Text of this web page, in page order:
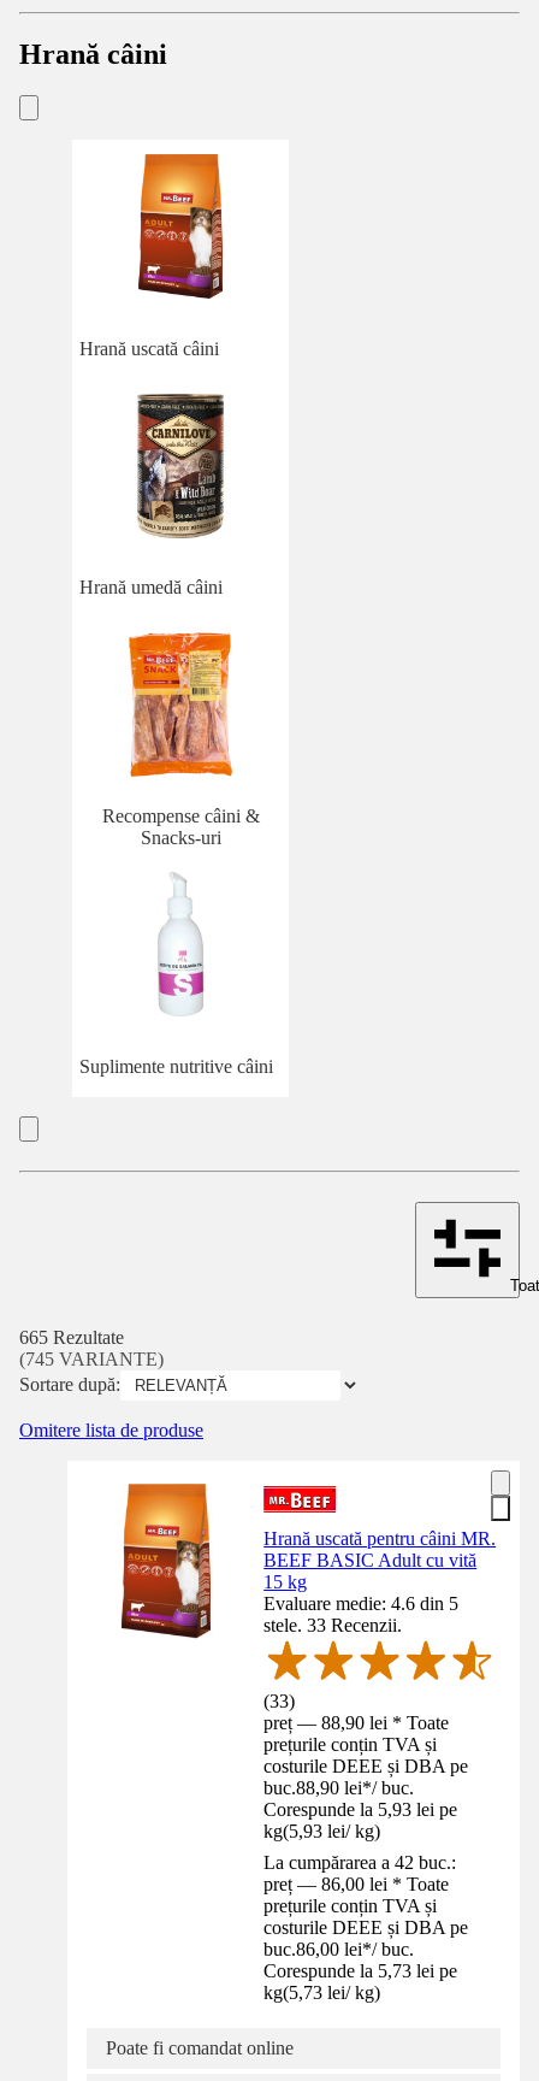
Hrană câini
Hrană uscată câini
Hrană umedă câini
Recompense câini &
Snacks-uri
Suplimente nutritive câini
665 Rezultate
(745 VARIANTE)
Sortare după:
Omitere lista de produse
Hrană uscată pentru câini MR.
BEEF BASIC Adult cu vită
15 kg
Evaluare medie: 4.6 din 5
stele. 33 Recenzii.
(33)
preț — 88,90 lei * Toate
prețurile conțin TVA și
costurile DEEE și DBA pe
buc.88,90 lei*/ buc.
Corespunde la 5,93 lei pe
kg(5,93 lei/ kg)
La cumpărarea a 42 buc.:
preț — 86,00 lei * Toate
prețurile conțin TVA și
costurile DEEE și DBA pe
buc.86,00 lei*/ buc.
Corespunde la 5,73 lei pe
kg(5,73 lei/ kg)
Poate fi comandat online